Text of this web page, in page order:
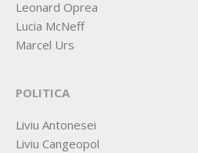
Leonard Oprea
Lucia McNeff
Marcel Urs
POLITICA
Liviu Antonesei
Liviu Cangeopol